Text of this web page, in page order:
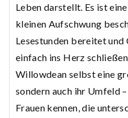
Leben darstellt. Es ist
kleinen Aufschwung
Lesestunden bereitet
einfach ins Herz
Willowdean selbst eine
sondern auch ihr Umfeld
Frauen kennen, die